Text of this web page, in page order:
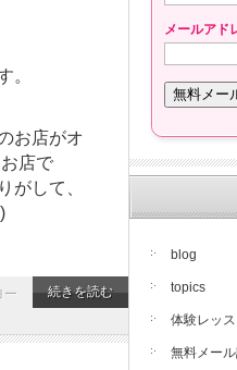
。
お店がオ
店で
がして、
ー
続きを読む
メールアド
blog
topics
体験レッ
無料メー